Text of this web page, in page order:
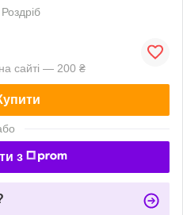
Роздріб
сайті — 200 ₴
з